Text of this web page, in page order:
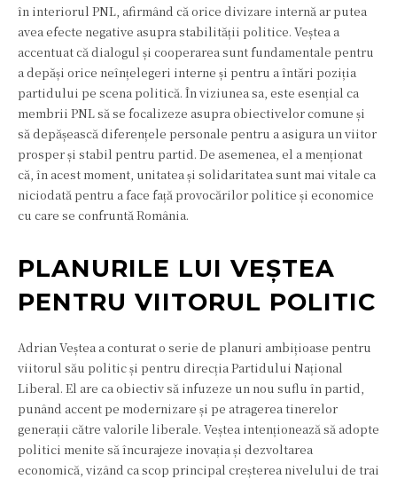
în interiorul PNL, afirmând că orice divizare internă ar putea
avea efecte negative asupra stabilității politice. Veștea a
accentuat că dialogul și cooperarea sunt fundamentale pentru
a depăși orice neînțelegeri interne și pentru a întări poziția
partidului pe scena politică. În viziunea sa, este esențial ca
membrii PNL să se focalizeze asupra obiectivelor comune și
să depășească diferențele personale pentru a asigura un viitor
prosper și stabil pentru partid. De asemenea, el a menționat
că, în acest moment, unitatea și solidaritatea sunt mai vitale ca
niciodată pentru a face față provocărilor politice și economice
cu care se confruntă România.
PLANURILE LUI VEȘTEA
PENTRU VIITORUL POLITIC
Adrian Veștea a conturat o serie de planuri ambițioase pentru
viitorul său politic și pentru direcția Partidului Național
Liberal. El are ca obiectiv să infuzeze un nou suflu în partid,
punând accent pe modernizare și pe atragerea tinerelor
generații către valorile liberale. Veștea intenționează să adopte
politici menite să încurajeze inovația și dezvoltarea
economică, vizând ca scop principal creșterea nivelului de trai